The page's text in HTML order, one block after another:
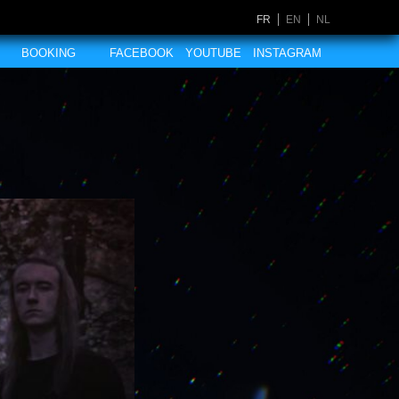
FR EN NL
BOOKING FACEBOOK YOUTUBE INSTAGRAM